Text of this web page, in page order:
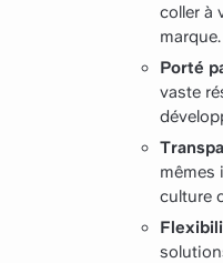
coller à
marque.
Porté
vaste
mêmes
culture